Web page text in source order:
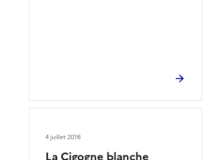
La Cigogne blanche
4 juillet 2016